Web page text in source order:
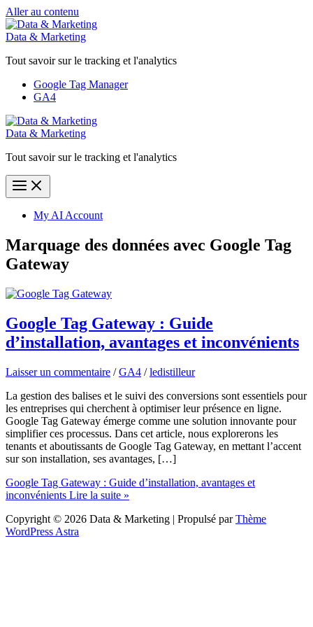
Aller au contenu
Data & Marketing
Tout savoir sur le tracking et l'analytics
Google Tag Manager
GA4
Data & Marketing
Tout savoir sur le tracking et l'analytics
My AI Account
Marquage des données avec Google Tag
Gateway
Google Tag Gateway : Guide
d’installation, avantages et inconvénients
Laisser un commentaire /GA4 /ledistilleur
La gestion des balises et le suivi des conversions sont essentiels pour
les entreprises qui cherchent à optimiser leur présence en ligne.
Google Tag Gateway émerge comme une solution innovante pour
simplifier ces processus. Dans cet article, nous explorerons les
tenants et aboutissants de Google Tag Gateway, en mettant l’accent
sur son installation, ses avantages, […]
Google Tag Gateway : Guide d’installation, avantages et
inconvénients Lire la suite »
Copyright © 2026 Data & Marketing | Propulsé parThème
WordPress Astra